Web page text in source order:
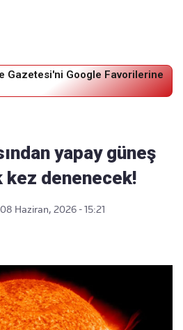
Gazetesi'ni Google Favorilerine
yapay güneş
denenecek!
08 Haziran, 2026 - 15:21